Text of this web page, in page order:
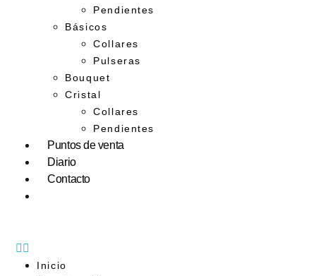
Pendientes
Básicos
Collares
Pulseras
Bouquet
Cristal
Collares
Pendientes
Puntos de venta
Diario
Contacto
Inicio